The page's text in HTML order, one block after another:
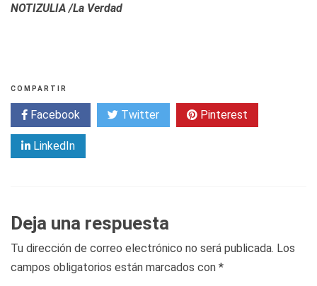
NOTIZULIA /La Verdad
COMPARTIR
Facebook Twitter Pinterest
LinkedIn
Deja una respuesta
Tu dirección de correo electrónico no será publicada. Los
campos obligatorios están marcados con *